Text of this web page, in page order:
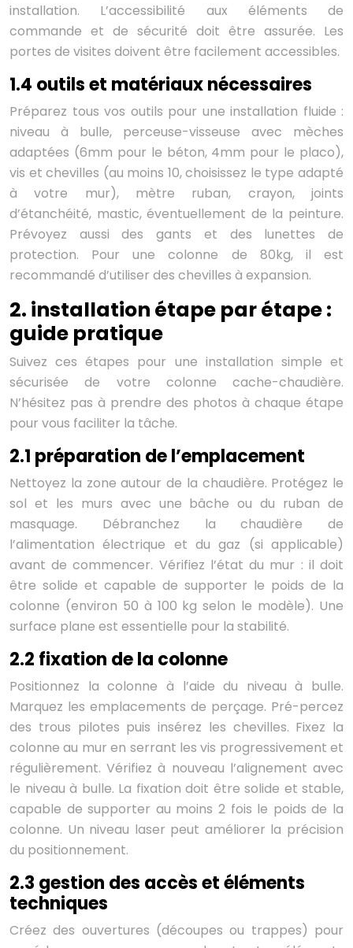
installation. L’accessibilité aux éléments de
commande et de sécurité doit être assurée. Les
portes de visites doivent être facilement accessibles.
1.4 outils et matériaux nécessaires
Préparez tous vos outils pour une installation fluide :
niveau à bulle, perceuse-visseuse avec mèches
adaptées (6mm pour le béton, 4mm pour le placo),
vis et chevilles (au moins 10, choisissez le type adapté
à votre mur), mètre ruban, crayon, joints
d’étanchéité, mastic, éventuellement de la peinture.
Prévoyez aussi des gants et des lunettes de
protection. Pour une colonne de 80kg, il est
recommandé d’utiliser des chevilles à expansion.
2. installation étape par étape :
guide pratique
Suivez ces étapes pour une installation simple et
sécurisée de votre colonne cache-chaudière.
N’hésitez pas à prendre des photos à chaque étape
pour vous faciliter la tâche.
2.1 préparation de l’emplacement
Nettoyez la zone autour de la chaudière. Protégez le
sol et les murs avec une bâche ou du ruban de
masquage. Débranchez la chaudière de
l’alimentation électrique et du gaz (si applicable)
avant de commencer. Vérifiez l’état du mur : il doit
être solide et capable de supporter le poids de la
colonne (environ 50 à 100 kg selon le modèle). Une
surface plane est essentielle pour la stabilité.
2.2 fixation de la colonne
Positionnez la colonne à l’aide du niveau à bulle.
Marquez les emplacements de perçage. Pré-percez
des trous pilotes puis insérez les chevilles. Fixez la
colonne au mur en serrant les vis progressivement et
régulièrement. Vérifiez à nouveau l’alignement avec
le niveau à bulle. La fixation doit être solide et stable,
capable de supporter au moins 2 fois le poids de la
colonne. Un niveau laser peut améliorer la précision
du positionnement.
2.3 gestion des accès et éléments
techniques
Créez des ouvertures (découpes ou trappes) pour